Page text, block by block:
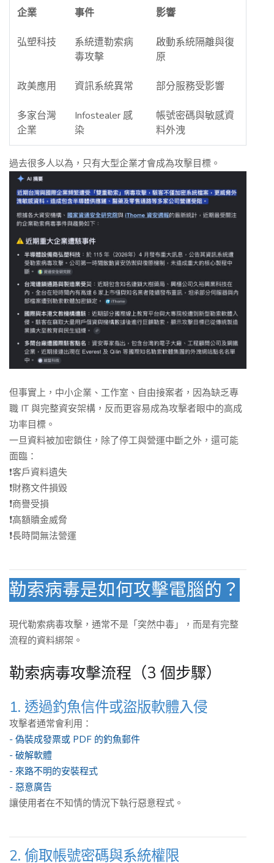
企業 事件 影響
弘塑科技
系統遭勒索病
毒攻擊
啟動系統隔離與復
原
政美應用 資訊系統異常 部分服務受影響
多家台灣
企業
Infostealer 感
染
帳號密碼與敏感資
料外洩
過去很多人以為，只有大型企業才會成為攻擊目標。
但事實上，中小企業、工作室、自由接案者，因為缺乏專
職 IT 與完整資安架構，反而更容易成為攻擊者眼中的高成
功率目標。
一旦資料被加密鎖住，除了停工與營運中斷之外，還可能
面臨：
❗️客戶資料遺失
❗️財務文件損毀
❗️商譽受損
❗️高額贖金威脅
❗️長時間無法營運
勒索病毒是如何攻擊電腦的？
現代勒索病毒攻擊，通常不是「突然中毒」，而是有完整
流程的資料綁架。
勒索病毒攻擊流程（3 個步驟）
1. 透過釣魚信件或盜版軟體入侵
攻擊者通常會利用：
- 偽裝成發票或 PDF 的釣魚郵件
- 破解軟體
- 來路不明的安裝程式
- 惡意廣告
讓使用者在不知情的情況下執行惡意程式。
2. 偷取帳號密碼與系統權限